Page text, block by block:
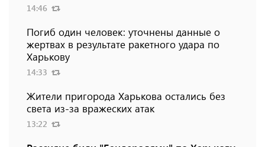
14:46
Погиб один человек: уточнены данные о
жертвах в результате ракетного удара по
Харькову
14:33
Жители пригорода Харькова остались без
света из-за вражеских атак
13:22